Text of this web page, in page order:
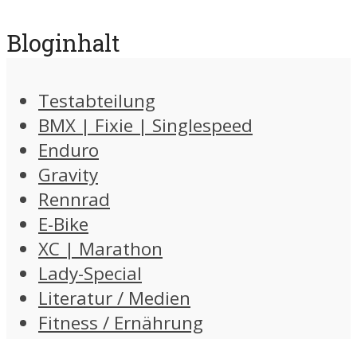
Bloginhalt
Testabteilung
BMX | Fixie | Singlespeed
Enduro
Gravity
Rennrad
E-Bike
XC | Marathon
Lady-Special
Literatur / Medien
Fitness / Ernährung